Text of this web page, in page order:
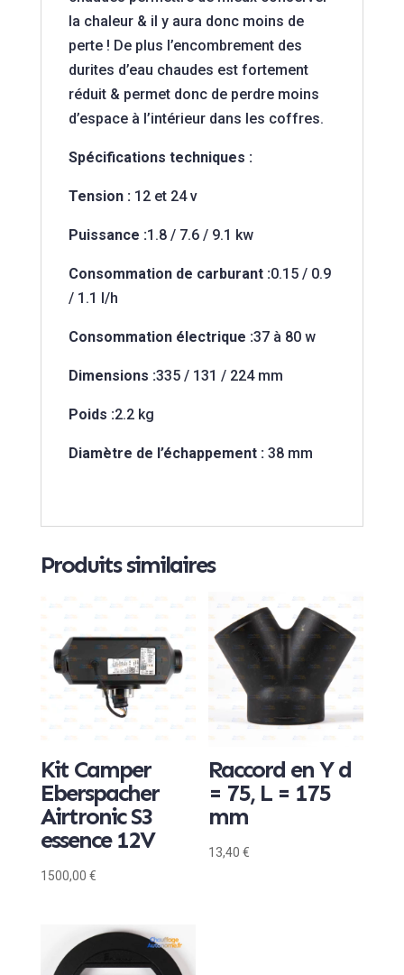
la chaleur & il y aura donc moins de
perte ! De plus l’encombrement des
durites d’eau chaudes est fortement
réduit & permet donc de perdre moins
d’espace à l’intérieur dans les coffres.
Spécifications techniques :
Tension : 12 et 24 v
Puissance :1.8 / 7.6 / 9.1 kw
Consommation de carburant :0.15 / 0.9
/ 1.1 l/h
Consommation électrique :37 à 80 w
Dimensions :335 / 131 / 224 mm
Poids :2.2 kg
Diamètre de l’échappement : 38 mm
Produits similaires
Kit Camper
Eberspacher
Airtronic S3
essence 12V
1500,00 €
Raccord en Y d
= 75, L = 175
mm
13,40€